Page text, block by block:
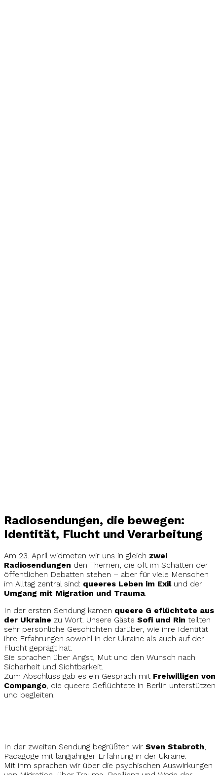
Radiosendungen, die bewegen:
Identität, Flucht und Verarbeitung
Am 23. April widmeten wir uns in gleich zwei
Radiosendungen den Themen, die oft im Schatten der
öffentlichen Debatten stehen – aber für viele Menschen
im Alltag zentral sind: queeres Leben im Exilund der
Umgang mit Migration und Trauma.
In der ersten Sendung kamen queere G eflüchtete aus
der Ukraine zu Wort. Unsere Gäste Sofi und Rin teilten
sehr persönliche Geschichten darüber, wie ihre Identität
ihre Erfahrungen sowohl in der Ukraine als auch auf der
Flucht geprägt hat.
Sie sprachen über Angst, Mut und den Wunsch nach
Sicherheit und Sichtbarkeit.
Zum Abschluss gab es ein Gespräch mit Freiwilligen von
Compango, die queere Geflüchtete in Berlin unterstützen
und begleiten.
In der zweiten Sendung begrüßten wir Sven Stabroth,
Pädagoge mit langjähriger Erfahrung in der Ukraine.
Mit ihm sprachen wir über die psychischen Auswirkungen